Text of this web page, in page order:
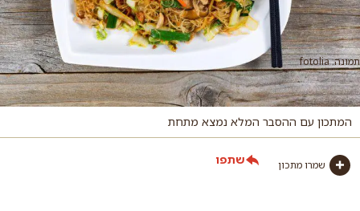
תמונה: fotolia
המתכון עם ההסבר המלא נמצא מתחת
שמרו מתכון שתפו